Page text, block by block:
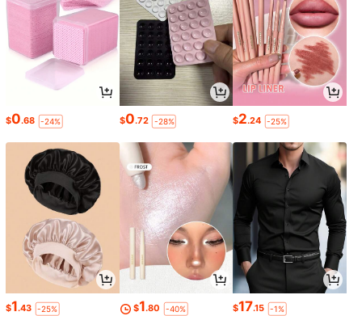
$0.68 -24% $0.72 -28% $2.24 -25%
$1.43 -25% $1.80 -40% $17.15 -1%